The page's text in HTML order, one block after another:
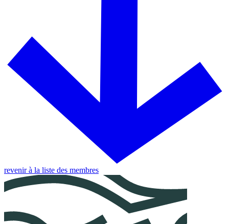
revenir à la liste des membres